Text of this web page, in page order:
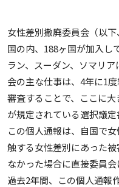
女性差別撤廃委員会（以
国の内、188ヶ国が加入し
ラン、スーダン、ソマリ
会の主な仕事は、4年に1
審査することで、ここに
が規定されている選択議定
この個人通報は、自国で
触する女性差別にあった
なかった場合に直接委員
過去2年間、この個人通報